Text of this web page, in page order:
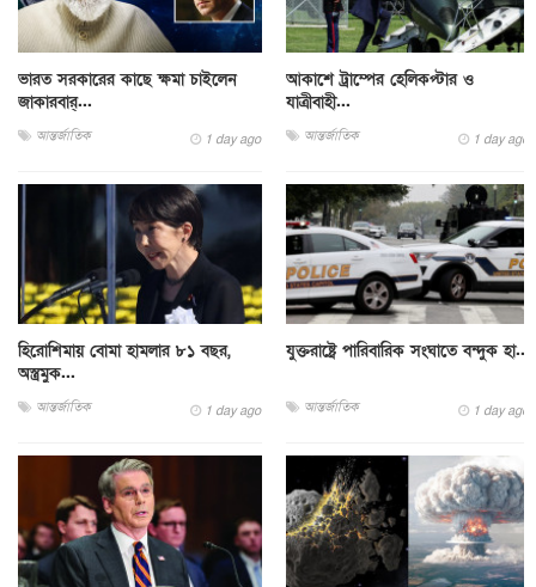
ভারত সরকারের কাছে ক্ষমা চাইলেন
জাকারবার্...
আন্তর্জাতিক 1 day ago
আকাশে ট্রাম্পের হেলিকপ্টার ও
যাত্রীবাহী...
আন্তর্জাতিক 1 day ago
হিরোশিমায় বোমা হামলার ৮১ বছর,
অস্ত্রমুক...
আন্তর্জাতিক 1 day ago
যুক্তরাষ্ট্রে পারিবারিক সংঘাতে বন্দুক হা...
আন্তর্জাতিক 1 day ago